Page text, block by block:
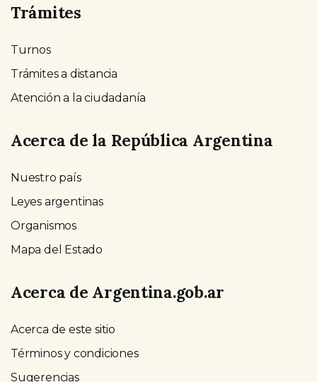
Trámites
Turnos
Trámites a distancia
Atención a la ciudadanía
Acerca de la República Argentina
Nuestro país
Leyes argentinas
Organismos
Mapa del Estado
Acerca de Argentina.gob.ar
Acerca de este sitio
Términos y condiciones
Sugerencias